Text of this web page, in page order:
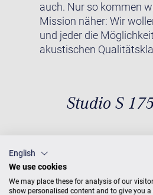
auch. Nur so kommen
Mission näher: Wir
und jeder die
akustischen
Studio S
Maße
330 kg
English
We use cookies
We may place these for analysis of our
show personalised content and to give you a